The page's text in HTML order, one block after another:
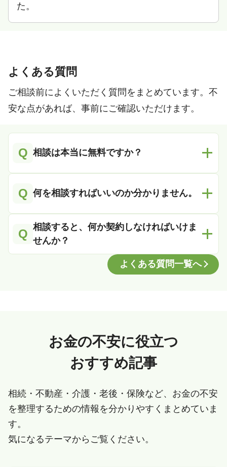
た。
よくある質問
ご相談前によくいただく質問をまとめています。不
安な点があれば、事前にご確認いただけます。
Q 相談は本当に無料ですか？
Q 何を相談すればいいのか分かりません。
Q 相談すると、何か契約しなければいけま
せんか？
よくある質問一覧へ
お金の不安に役立つ
おすすめ記事
相続・不動産・介護・老後・保険など、お金の不安
を整理するための情報を分かりやすくまとめていま
す。
気になるテーマからご覧ください。